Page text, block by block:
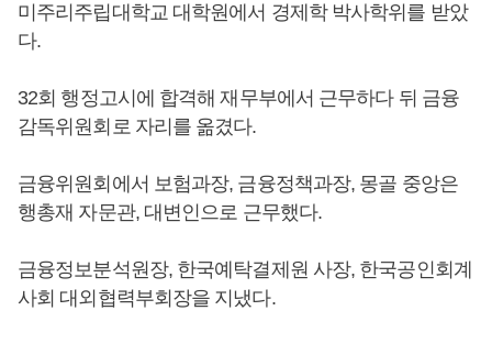
미주리주립대학교 대학원에서 경제학 박사학위를 받았
다.
32회 행정고시에 합격해 재무부에서 근무하다 뒤 금융
감독위원회로 자리를 옮겼다.
금융위원회에서 보험과장, 금융정책과장, 몽골 중앙은
행총재 자문관, 대변인으로 근무했다.
금융정보분석원장, 한국예탁결제원 사장, 한국공인회계
사회 대외협력부회장을 지냈다.